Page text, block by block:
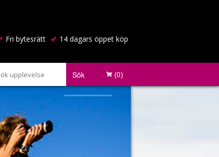
Fri bytesrätt 14 dagars öppet köp
Sök (0)